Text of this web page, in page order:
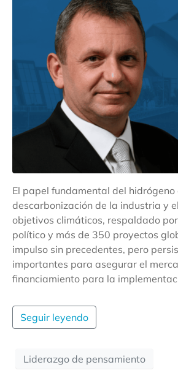
El papel fundamental del hidrógeno
descarbonización de la industria y
objetivos climáticos, respaldado
político y más de 350 proyectos
impulso sin precedentes, pero
importantes para asegurar el
financiamiento para la
Seguir leyendo
Liderazgo de pensamiento